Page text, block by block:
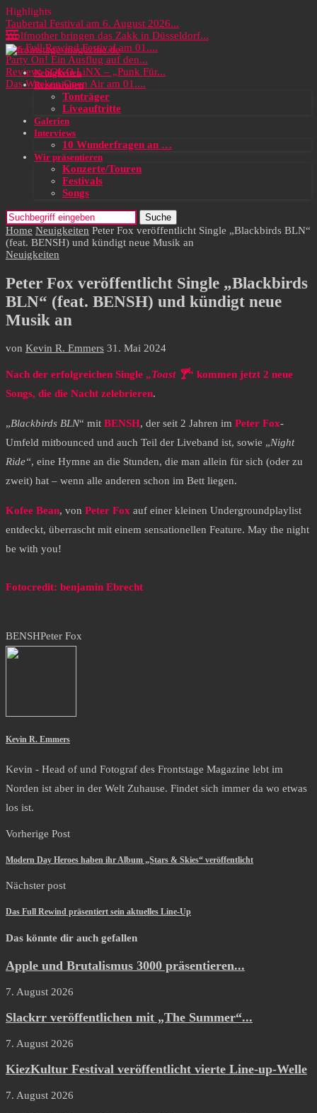
Highlights
Taubertal Festival am 6. August 2026...
Wolfmother bringen das Zakk in Düsseldorf...
Das Full Rewind Festival am 01....
Party On! Ein Ausflug auf den...
Review: SOKO LiNX – „Punk Für...
Das Wacken Open Air am 01....
Neuigkeiten
Rezensionen
Tonträger
Liveauftritte
Galerien
Interviews
10 Wunderfragen an …
Wir präsentieren
Konzerte/Touren
Festivals
Songs
Suche
Home Neuigkeiten Peter Fox veröffentlicht Single „Blackbirds BLN“
(feat. BENSH) und kündigt neue Musik an
Neuigkeiten
Peter Fox veröffentlicht Single „Blackbirds
BLN“ (feat. BENSH) und kündigt neue
Musik an
von Kevin R. Emmers 31. Mai 2024
Nach der erfolgreichen Single „Toast 🍸“ kommen jetzt 2 neue
Songs, die die Nacht zelebrieren.
„Blackbirds BLN“ mit BENSH, der seit 2 Jahren im Peter Fox-
Umfeld mitbounced und auch Teil der Liveband ist, sowie „Night
Ride“, eine Hymne an die Stunden, die man allein für sich (oder zu
zweit) hat – wenn alle anderen schon im Bett liegen.
Kofee Bean, von Peter Fox auf einer kleinen Undergroundplaylist
entdeckt, überrascht mit einem sensationellen Feature. May the night
be with you!
Fotocredit: benjamin Ebrecht
BENSHPeter Fox
Kevin R. Emmers
Kevin - Head of und Fotograf des Frontstage Magazine lebt im
Norden ist aber in der Welt Zuhause. Findet sich immer da wo etwas
los ist.
Vorherige Post
Modern Day Heroes haben ihr Album „Stars & Skies“ veröffentlicht
Nächster post
Das Full Rewind präsentiert sein aktuelles Line-Up
Das könnte dir auch gefallen
Apple und Brutalismus 3000 präsentieren...
7. August 2026
Slackrr veröffentlichen mit „The Summer“...
7. August 2026
KiezKultur Festival veröffentlicht vierte Line-up-Welle
7. August 2026